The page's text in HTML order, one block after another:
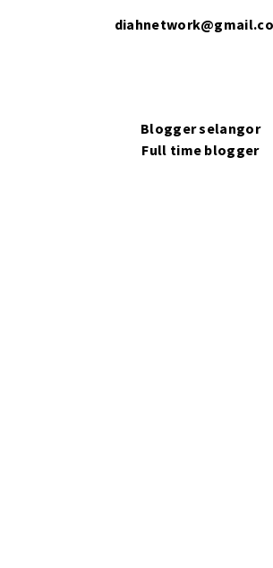
Blogger selangor
Full time blogger